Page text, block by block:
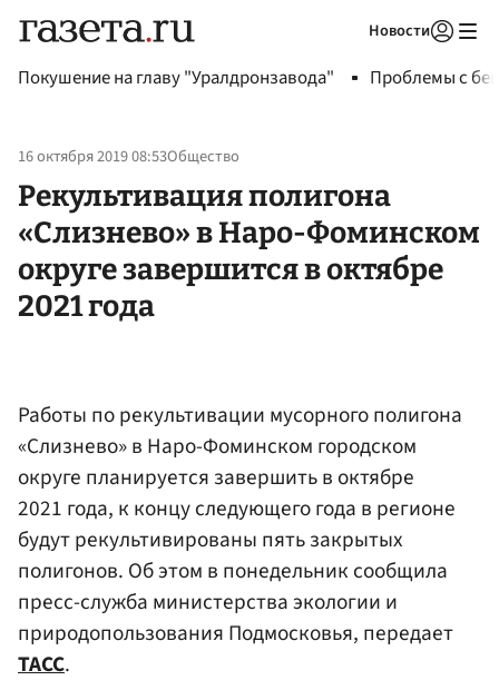
Новости
Покушение на главу "Уралдронзавода" Проблемы с
16 октября 2019 08:53Общество
Рекультивация полигона
«Слизнево» в Наро-Фоминском
округе завершится в октябре
2021 года
Работы по рекультивации мусорного полигона
«Слизнево» в Наро-Фоминском городском
округе планируется завершить в октябре
2021 года, к концу следующего года в регионе
будут рекультивированы пять закрытых
полигонов. Об этом в понедельник сообщила
пресс-служба министерства экологии и
природопользования Подмосковья, передает
ТАСС.